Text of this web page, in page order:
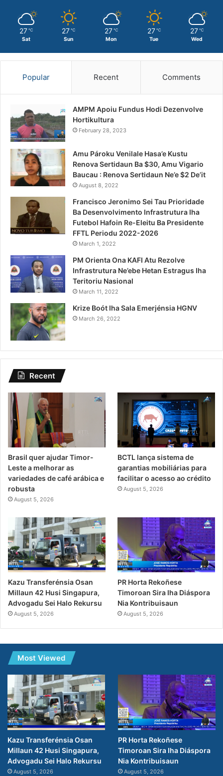
27 ℃
Sat
27 ℃
Sun
27 ℃
Mon
27 ℃
Tue
27 ℃
Wed
Popular Recent Comments
AMPM Apoiu Fundus Hodi Dezenvolve
Hortikultura
February 28, 2023
Amu Pároku Venilale Hasa’e Kustu
Renova Sertidaun Ba $30, Amu Vigario
Baucau : Renova Sertidaun Ne’e $2 De’it
August 8, 2022
Francisco Jeronimo Sei Tau Prioridade
Ba Desenvolvimento Infrastrutura Iha
Futebol Hafoin Re-Eleitu Ba Presidente
FFTL Periodu 2022-2026
March 1, 2022
PM Orienta Ona KAFI Atu Rezolve
Infrastrutura Ne’ebe Hetan Estragus Iha
Teritoriu Nasional
March 11, 2022
Krize Boót Iha Sala Emerjénsia HGNV
March 26, 2022
Recent
Brasil quer ajudar Timor-
Leste a melhorar as
variedades de café arábica e
robusta
August 5, 2026
BCTL lança sistema de
garantias mobiliárias para
facilitar o acesso ao crédito
August 5, 2026
Kazu Transferénsia Osan
Millaun 42 Husi Singapura,
Advogadu Sei Halo Rekursu
August 5, 2026
PR Horta Rekoñese
Timoroan Sira Iha Diáspora
Nia Kontribuisaun
August 5, 2026
Most Viewed
Kazu Transferénsia Osan
Millaun 42 Husi Singapura,
Advogadu Sei Halo Rekursu
August 5, 2026
PR Horta Rekoñese
Timoroan Sira Iha Diáspora
Nia Kontribuisaun
August 5, 2026